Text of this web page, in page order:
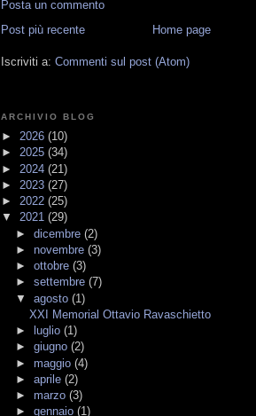
Posta un commento
Post più recente
Home page
Iscriviti a: Commenti sul post (Atom)
ARCHIVIO BLOG
► 2026 (10)
► 2025 (34)
► 2024 (21)
► 2023 (27)
► 2022 (25)
▼ 2021 (29)
► dicembre (2)
► novembre (3)
► ottobre (3)
► settembre (7)
▼ agosto (1)
XXI Memorial Ottavio Ravaschietto
►
luglio (1)
► giugno (2)
► maggio (4)
► aprile (2)
► marzo (3)
► gennaio (1)